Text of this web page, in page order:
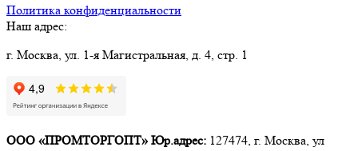
Политика конфиденциальности
Наш адрес:
г. Москва, ул. 1-я Магистральная, д. 4, стр. 1
ООО «ПРОМТОРГОПТ» Юр.адрес: 127474, г. Москва, ул